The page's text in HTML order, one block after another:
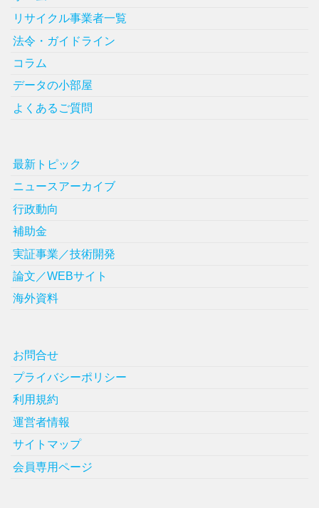
リサイクル事業者一覧
法令・ガイドライン
コラム
データの小部屋
よくあるご質問
最新トピック
ニュースアーカイブ
行政動向
補助金
実証事業／技術開発
論文／WEBサイト
海外資料
お問合せ
プライバシーポリシー
利用規約
運営者情報
サイトマップ
会員専用ページ